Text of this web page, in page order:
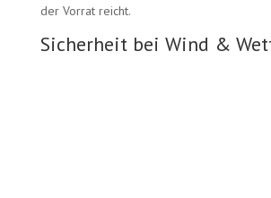
der Vorrat reicht.
Sicherheit bei Wind &